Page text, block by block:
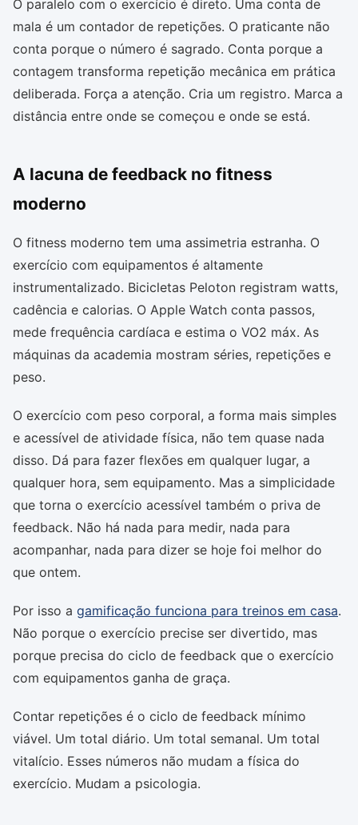
O paralelo com o exercício é direto. Uma conta de
mala é um contador de repetições. O praticante não
conta porque o número é sagrado. Conta porque a
contagem transforma repetição mecânica em prática
deliberada. Força a atenção. Cria um registro. Marca a
distância entre onde se começou e onde se está.
A lacuna de feedback no fitness
moderno
O fitness moderno tem uma assimetria estranha. O
exercício com equipamentos é altamente
instrumentalizado. Bicicletas Peloton registram watts,
cadência e calorias. O Apple Watch conta passos,
mede frequência cardíaca e estima o VO2 máx. As
máquinas da academia mostram séries, repetições e
peso.
O exercício com peso corporal, a forma mais simples
e acessível de atividade física, não tem quase nada
disso. Dá para fazer flexões em qualquer lugar, a
qualquer hora, sem equipamento. Mas a simplicidade
que torna o exercício acessível também o priva de
feedback. Não há nada para medir, nada para
acompanhar, nada para dizer se hoje foi melhor do
que ontem.
Por isso a gamificação funciona para treinos em casa.
Não porque o exercício precise ser divertido, mas
porque precisa do ciclo de feedback que o exercício
com equipamentos ganha de graça.
Contar repetições é o ciclo de feedback mínimo
viável. Um total diário. Um total semanal. Um total
vitalício. Esses números não mudam a física do
exercício. Mudam a psicologia.